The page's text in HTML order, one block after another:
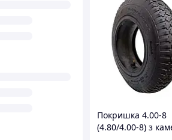
Покришка 4.00-8
(4.80/4.00-8) з